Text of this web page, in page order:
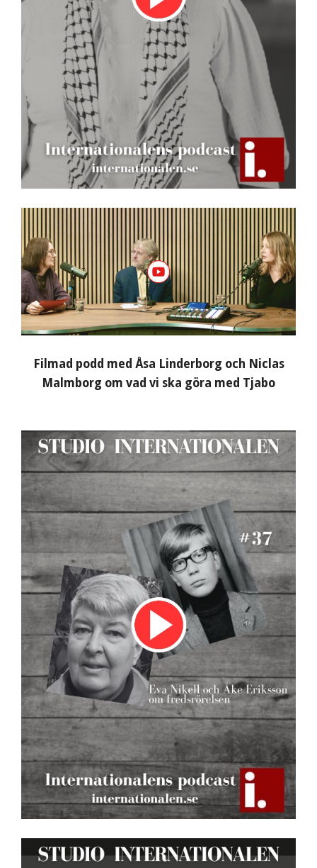
Filmad podd med Åsa Linderborg och Niclas
Malmborg om vad vi ska göra med Tjabo